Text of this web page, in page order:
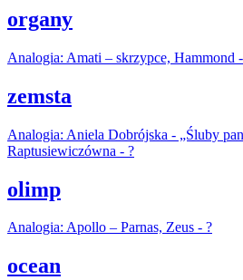
organy
Analogia: Amati – skrzypce, Hammond
zemsta
Analogia: Aniela Dobrójska - „Śluby
Raptusiewiczówna - ?
olimp
Analogia: Apollo – Parnas, Zeus - ?
ocean